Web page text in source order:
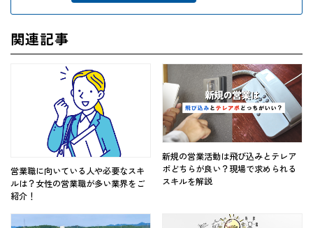
関連記事
営業職に向いている人や必要なスキ
ルは？女性の営業職が多い業界をご
紹介！
新規の営業活動は飛び込みとテレア
ポどちらが良い？現場で求められる
スキルを解説